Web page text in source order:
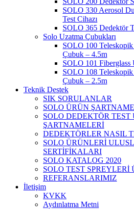
SOLO 330 Aerosol
Test Cihazı
SOLO 365 Dedektör
Solo Uzatma Çubukları
SOLO 100
Çubuk – 4.5m
SOLO 101 Fiberglass
SOLO 108
Çubuk – 2.5m
Teknik Destek
SIK SORULANLAR
SOLO ÜRÜN
SOLO DEDEKTÖR TEST
ŞARTNAMELERİ
DEDEKTÖRLER NASIL
SOLO ÜRÜNLERİ
SERTİFİKALARI
SOLO KATALOG 2020
SOLO TEST SPREYLERİ
REFERANSLARIMIZ
İletişim
KVKK
Aydınlatma Metni